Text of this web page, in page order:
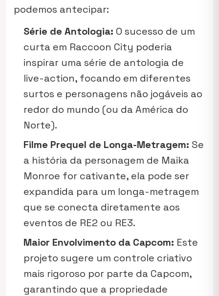
podemos antecipar:
Série de Antologia: O sucesso de um
curta em Raccoon City poderia
inspirar uma série de antologia de
live-action, focando em diferentes
surtos e personagens não jogáveis ao
redor do mundo (ou da América do
Norte).
Filme Prequel de Longa-Metragem: Se
a história da personagem de Maika
Monroe for cativante, ela pode ser
expandida para um longa-metragem
que se conecta diretamente aos
eventos de RE2 ou RE3.
Maior Envolvimento da Capcom: Este
projeto sugere um controle criativo
mais rigoroso por parte da Capcom,
garantindo que a propriedade